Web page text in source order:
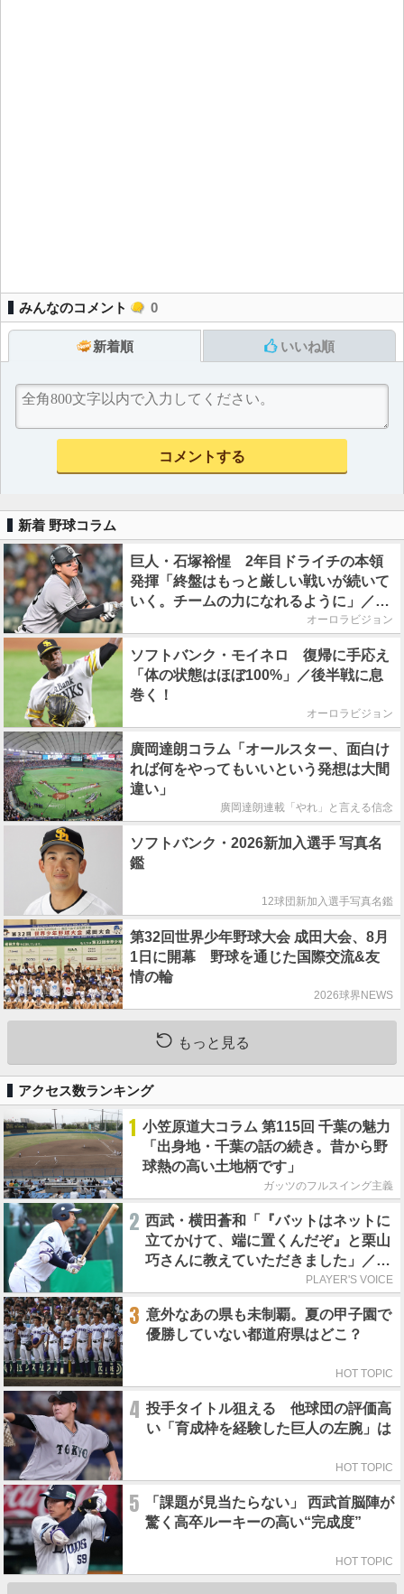
みんなのコメント 0
新着順 いいね順
新着 野球コラム
巨人・石塚裕惺 2年目ドライチの本領
発揮「終盤はもっと厳しい戦いが続いて
いく。チームの力になれるように」／後
オーロラビジョン
ソフトバンク・モイネロ 復帰に手応え
「体の状態はほぼ100%」／後半戦に息
巻く！
オーロラビジョン
廣岡達朗コラム「オールスター、面白け
れば何をやってもいいという発想は大間
違い」
廣岡達朗連載「やれ」と言える信念
ソフトバンク・2026新加入選手 写真名
鑑
12球団新加入選手写真名鑑
第32回世界少年野球大会 成田大会、8月
1日に開幕 野球を通じた国際交流&友
情の輪
2026球界NEWS
もっと見る
アクセス数ランキング
1 小笠原道大コラム 第115回 千葉の魅力
「出身地・千葉の話の続き。昔から野
球熱の高い土地柄です」
ガッツのフルスイング主義
2 西武・横田蒼和「『バットはネットに
立てかけて、端に置くんだぞ』と栗山
巧さんに教えていただきました」／憧
PLAYER'S VOICE
3 意外なあの県も未制覇。夏の甲子園で
優勝していない都道府県はどこ？
HOT TOPIC
4 投手タイトル狙える 他球団の評価高
い「育成枠を経験した巨人の左腕」は
HOT TOPIC
5
「課題が見当たらない」 西武首脳陣が
驚く高卒ルーキーの高い“完成度”
HOT TOPIC